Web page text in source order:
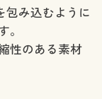
包み込むように
性のある素材